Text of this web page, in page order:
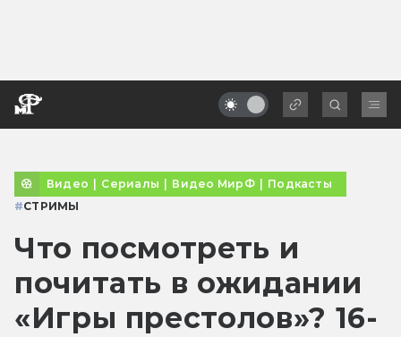
Видео | Сериалы | Видео МирФ | Подкасты
#СТРИМЫ
Что посмотреть и
почитать в ожидании
«Игры престолов»? 16-